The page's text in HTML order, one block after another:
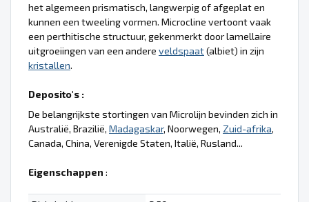
het algemeen prismatisch, langwerpig of afgeplat en
kunnen een tweeling vormen. Microcline vertoont vaak
een perthitische structuur, gekenmerkt door lamellaire
uitgroeiingen van een andere veldspaat(albiet) in zijn
kristallen.
Deposito's :
De belangrijkste stortingen van Microlijn bevinden zich in
Australië, Brazilië, Madagaskar, Noorwegen, Zuid-afrika,
Canada, China, Verenigde Staten, Italië, Rusland...
Eigenschappen :